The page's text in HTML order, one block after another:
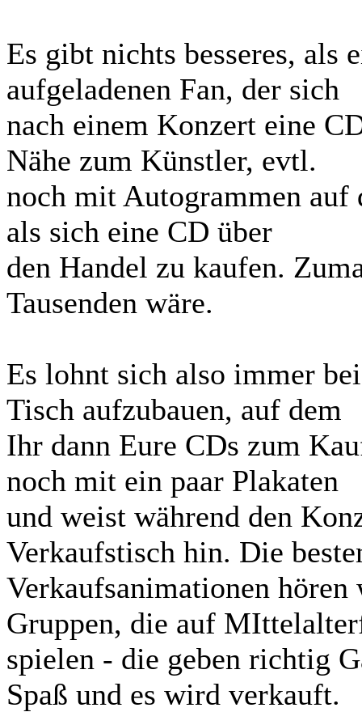
Es gibt nichts besseres,
aufgeladenen Fan, der sich
nach einem Konzert eine
Nähe zum Künstler, evtl.
noch mit Autogrammen
als sich eine CD über
den Handel zu kaufen.
Tausenden wäre.
Es lohnt sich also immer
Tisch aufzubauen, auf dem
Ihr dann Eure CDs zum
noch mit ein paar Plakaten
und weist während den
Verkaufstisch hin. Die
Verkaufsanimationen
Gruppen, die auf
spielen - die geben richtig
Spaß und es wird verkauft.